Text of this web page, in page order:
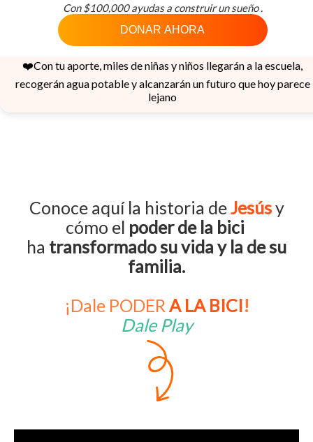
Con $100,000 ayudas a construir un sueño .
DONAR AHORA
❤️Con tu aporte, miles de niñas y niños llegarán a la escuela,
recogeránaguapotabley alcanzaránun futuro que hoyparece
lejano
Conoce aquí la historia deJesúsy
cómo el poder de la bici
ha transformado su vida y la de su
familia.
¡Dale PODER A LA BICI!
Dale Play